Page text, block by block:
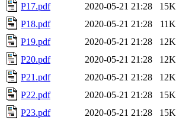
P17.pdf
2020-05-21 21:28
15K
P18.pdf
2020-05-21 21:28
11K
P19.pdf
2020-05-21 21:28
12K
P20.pdf
2020-05-21 21:28
12K
P21.pdf
2020-05-21 21:28
12K
P22.pdf
2020-05-21 21:28
15K
P23.pdf
2020-05-21 21:28
15K